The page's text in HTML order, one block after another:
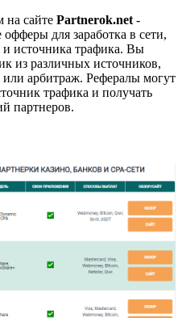
на сайте Partnerok.net -
для заработка в сети,
источника трафика. Вы
из различных источников,
арбитраж. Рефералы могут
трафика и получать
партнеров.